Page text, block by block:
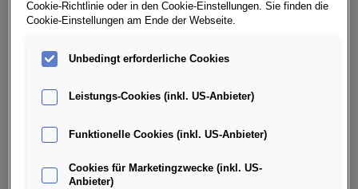
Fahrzeugdaten
Finanzierung über die Porsche Bank
Händlerinformation
Cookie-Richtlinie oder in den Cookie-Einstellungen. Sie finden die
Cookie-Einstellungen am Ende der Webseite.
Unbedingt erforderliche Cookies
Leistungs-Cookies (inkl. US-Anbieter)
Funktionelle Cookies (inkl. US-Anbieter)
Cookies für Marketingzwecke (inkl. US-
Anbieter)